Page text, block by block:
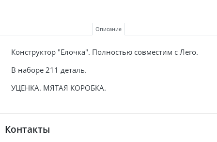
Описание
Конструктор "Елочка". Полностью совместим с Лего.
В наборе 211 деталь.
УЦЕНКА. МЯТАЯ КОРОБКА.
Контакты